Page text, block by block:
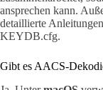
ansprechen kann.
detaillierte
KEYDB.cfg.
Gibt es AACS-